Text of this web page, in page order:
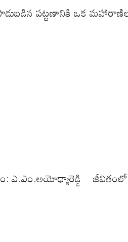
పట్టణానికి ఒక మహారాణిలా
ఎ.ఎం.అయోధ్యారెడ్డి